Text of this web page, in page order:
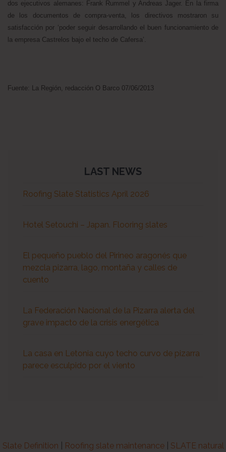
dos ejecutivos alemanes: Frank Rummel y Andreas Jager. En la firma
de los documentos de compra-venta, los directivos mostraron su
satisfacción por ‘poder seguir desarrollando el buen funcionamiento de
la empresa Castrelos bajo el techo de Cafersa’.
Fuente: La Región, redacción O Barco 07/06/2013
LAST NEWS
Roofing Slate Statistics April 2026
Hotel Setouchi – Japan. Flooring slates
El pequeño pueblo del Pirineo aragonés que
mezcla pizarra, lago, montaña y calles de
cuento
La Federación Nacional de la Pizarra alerta del
grave impacto de la crisis energética
La casa en Letonia cuyo techo curvo de pizarra
parece esculpido por el viento
Slate Definition Roofing slate maintenance| SLATE natural